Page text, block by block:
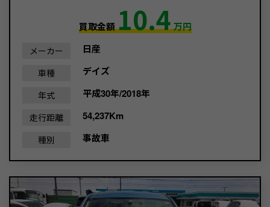
買取金額10.4万円
メーカー 日産
車種 デイズ
年式 平成30年/2018年
走行距離 54,237Km
種別 事故車